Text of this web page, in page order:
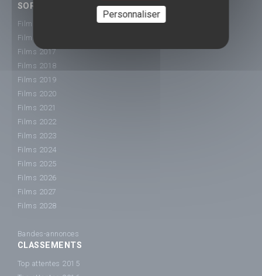
SORTIE CINÉ
Films 2015
Films 2016
Films 2017
Films 2018
Films 2019
Films 2020
Films 2021
Films 2022
Films 2023
Films 2024
Films 2025
Films 2026
Films 2027
Films 2028
Bandes-annonces
CLASSEMENTS
Top attentes 2015
Personnaliser